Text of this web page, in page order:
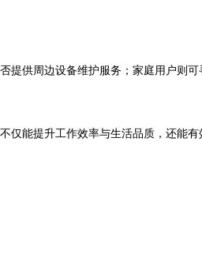
提供周边设备维护服务；家庭用户则可
仅能提升工作效率与生活品质，还能